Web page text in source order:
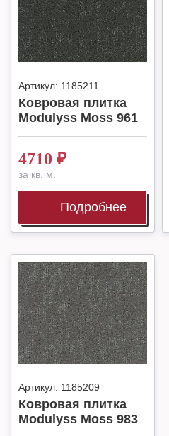
Артикул: 1185211
Ковровая плитка
Modulyss Moss 961
4710 ₽
за кв. м.
Подробнее
Артикул: 1185209
Ковровая плитка
Modulyss Moss 983